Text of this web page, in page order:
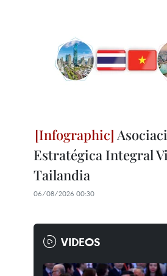
Estratégica Integral
Tailandia
06/08/2026 00:30
VIDEOS